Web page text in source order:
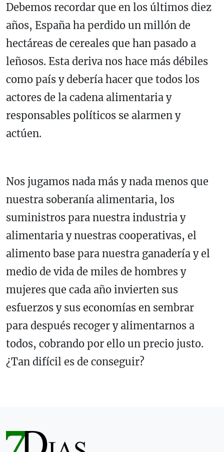
Debemos recordar que en los últimos diez
años, España ha perdido un millón de
hectáreas de cereales que han pasado a
leñosos. Esta deriva nos hace más débiles
como país y debería hacer que todos los
actores de la cadena alimentaria y
responsables políticos se alarmen y
actúen.
Nos jugamos nada más y nada menos que
nuestra soberanía alimentaria, los
suministros para nuestra industria y
alimentaria y nuestras cooperativas, el
alimento base para nuestra ganadería y el
medio de vida de miles de hombres y
mujeres que cada año invierten sus
esfuerzos y sus economías en sembrar
para después recoger y alimentarnos a
todos, cobrando por ello un precio justo.
¿Tan difícil es de conseguir?